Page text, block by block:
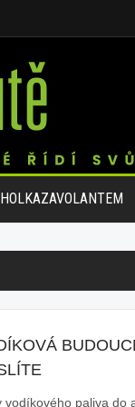
vodíkového paliva do